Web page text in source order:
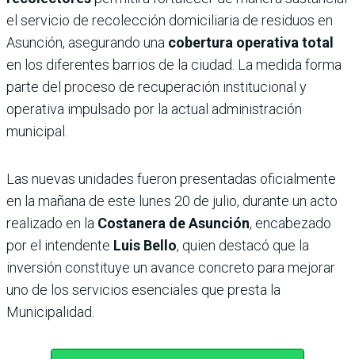
el servicio de recolección domiciliaria de residuos en
Asunción, asegurando una cobertura operativa total
en los diferentes barrios de la ciudad. La medida forma
parte del proceso de recuperación institucional y
operativa impulsado por la actual administración
municipal.
Las nuevas unidades fueron presentadas oficialmente
en la mañana de este lunes 20 de julio, durante un acto
realizado en la Costanera de Asunción, encabezado
por el intendente Luis Bello, quien destacó que la
inversión constituye un avance concreto para mejorar
uno de los servicios esenciales que presta la
Municipalidad.